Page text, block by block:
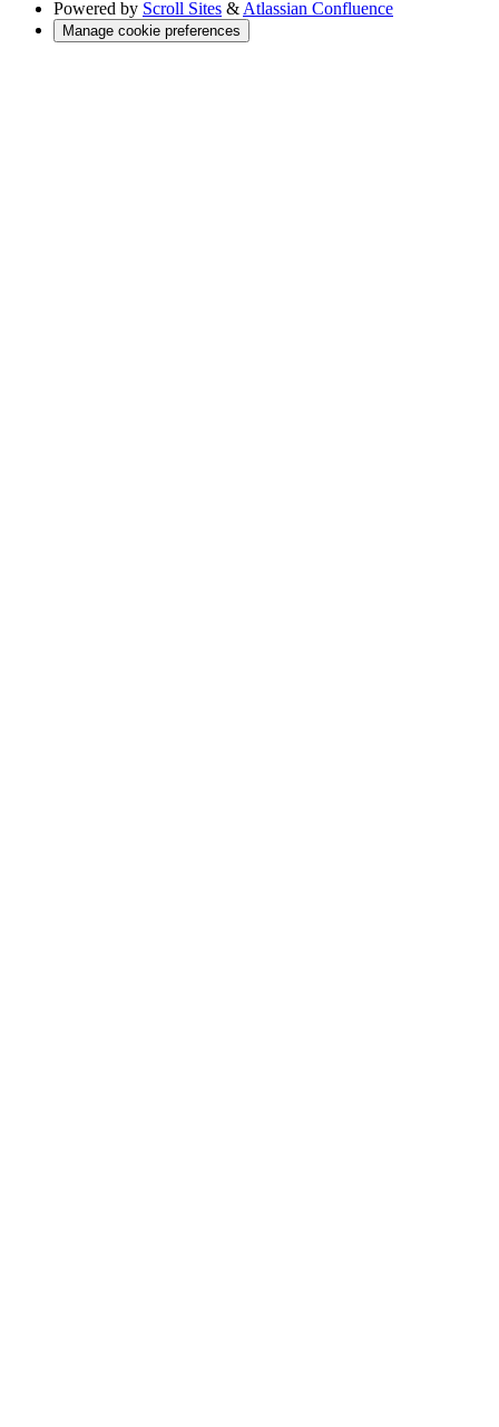
Powered by Scroll Sites & Atlassian Confluence
Manage cookie preferences